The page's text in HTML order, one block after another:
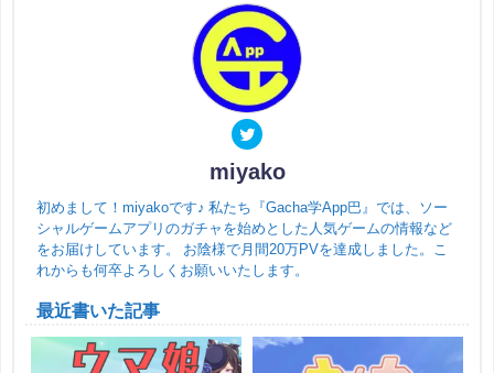
miyako
初めまして！miyakoです♪ 私たち『Gacha学App巴』では、ソー
シャルゲームアプリのガチャを始めとした人気ゲームの情報など
をお届けしています。 お陰様で月間20万PVを達成しました。こ
れからも何卒よろしくお願いいたします。
最近書いた記事